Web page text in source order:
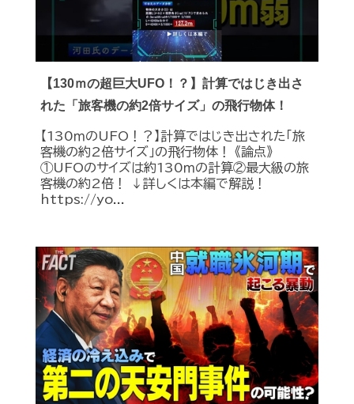
【130ｍの超巨大UFO！？】計算ではじき出さ
れた「旅客機の約2倍サイズ」の飛行物体！
【130ｍのUFO！？】計算ではじき出された「旅
客機の約2倍サイズ」の飛行物体！ 《論点》
①UFOのサイズは約130ｍの計算②最大級の旅
客機の約2倍！ ↓詳しくは本編で解説！
https://yo...